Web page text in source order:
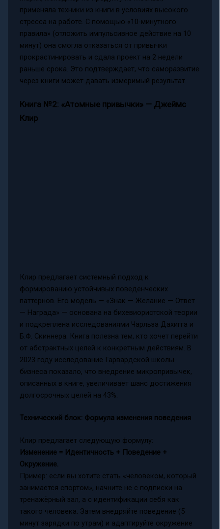
применяла техники из книги в условиях высокого
стресса на работе. С помощью «10-минутного
правила» (отложить импульсивное действие на 10
минут) она смогла отказаться от привычки
прокрастинировать и сдала проект на 2 недели
раньше срока. Это подтверждает, что саморазвитие
через книги может давать измеримый результат.
Книга №2: «Атомные привычки» — Джеймс
Клир
Клир предлагает системный подход к
формированию устойчивых поведенческих
паттернов. Его модель — «Знак — Желание — Ответ
— Награда» — основана на бихевиористской теории
и подкреплена исследованиями Чарльза Дахигга и
Б.Ф. Скиннера. Книга полезна тем, кто хочет перейти
от абстрактных целей к конкретным действиям. В
2023 году исследование Гарвардской школы
бизнеса показало, что внедрение микропривычек,
описанных в книге, увеличивает шанс достижения
долгосрочных целей на 43%.
Технический блок: Формула изменения поведения
Клир предлагает следующую формулу:
Изменение = Идентичность + Поведение +
Окружение.
Пример: если вы хотите стать «человеком, который
занимается спортом», начните не с подписки на
тренажёрный зал, а с идентификации себя как
такого человека. Затем внедряйте поведение (5
минут зарядки по утрам) и адаптируйте окружение